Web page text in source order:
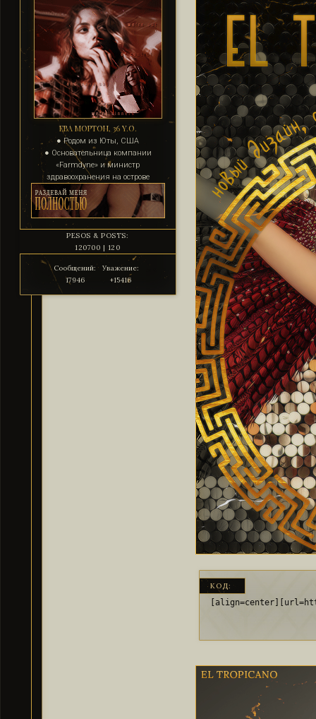
ЕВА МОРТОН, 36 Y.O.
● Родом из Юты, США
● Основательница компании
«Farmdyne» и министр
здравоохранения на острове
PESOS & POSTS:
120700 | 120
Сообщений:
17946
Уважение:
+15416
КОД: